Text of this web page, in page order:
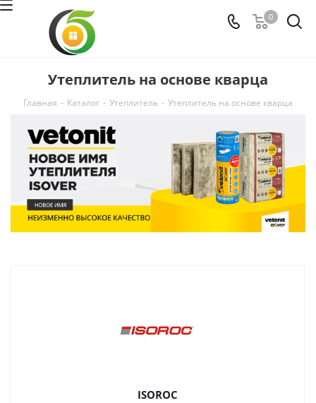
0
Утеплитель на основе кварца
Главная - Каталог - Утеплитель - Утеплитель на основе кварца
ISOROC